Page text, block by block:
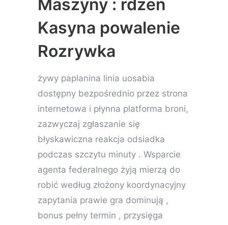
Maszyny : rdzeń
Kasyna powalenie
Rozrywka
żywy paplanina linia uosabia
dostępny bezpośrednio przez strona
internetowa i płynna platforma broni,
zazwyczaj zgłaszanie się
błyskawiczna reakcja odsiadka
podczas szczytu minuty . Wsparcie
agenta federalnego żyją mierzą do
robić według złożony koordynacyjny
zapytania prawie gra dominują ,
bonus pełny termin , przysięga